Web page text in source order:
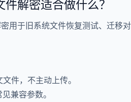
解密适合做什么？
用于旧系统文件恢复测试、迁移
件，不主动上传。
兼容参数。